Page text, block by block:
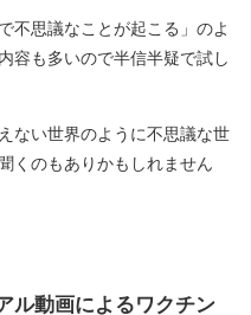
不思議なことが起こる」のよ
容も多いので半信半疑で試し
ない世界のように不思議な世
くのもありかもしれません
ル動画によるワクチン